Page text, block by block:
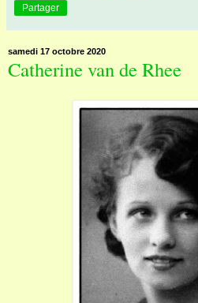
Partager
samedi 17 octobre 2020
Catherine van de Rhee